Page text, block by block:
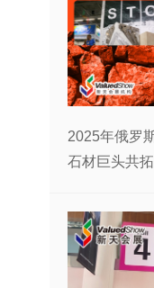
2025年俄罗
石材巨头共